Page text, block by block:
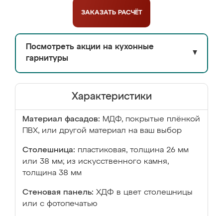
ЗАКАЗАТЬ РАСЧЁТ
Посмотреть акции на кухонные
гарнитуры
▼
Характеристики
Материал фасадов: МДФ, покрытые плёнкой
ПВХ, или другой материал на ваш выбор
Столешница: пластиковая, толщина 26 мм
или 38 мм; из искусственного камня,
толщина 38 мм
Стеновая панель: ХДФ в цвет столешницы
или с фотопечатью